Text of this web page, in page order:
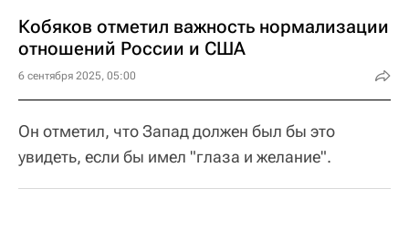
Кобяков отметил важность нормализации
отношений России и США
6 сентября 2025, 05:00
Он отметил, что Запад должен был бы это
увидеть, если бы имел "глаза и желание".